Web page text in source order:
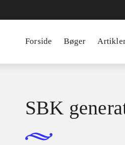
Forside Bøger
SBK